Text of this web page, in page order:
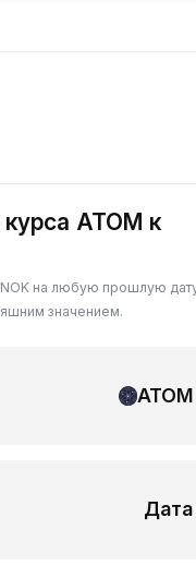
ATOM к
NOK на любую прошлую
значением.
ATOM
Дата